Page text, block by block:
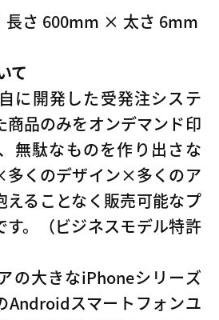
長さ 600mm × 太さ 6mm
て
に開発した受発注システ
商品のみをオンデマンド印
無駄なものを作り出さな
くのデザイン×多くのア
えることなく販売可能なプ
す。（ビジネスモデル特許
の大きなiPhoneシリーズ
Androidスマートフォンユ